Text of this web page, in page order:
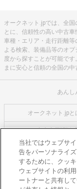
オークネット.jpでは、全
とに、信頼性の高い中古車
車種・エリア・走行距離
よる検索、装備品等のオ
度から探すことが可能で
まに安心と信頼の全国の中
あんし
オークネット.jpと
中古車用語説
サイトマップ
利用規約
クッキーポリシ
当社ではウェブサ
告をパーソナライ
するために、クッ
ウェブサイトの利
ートナーと共有し